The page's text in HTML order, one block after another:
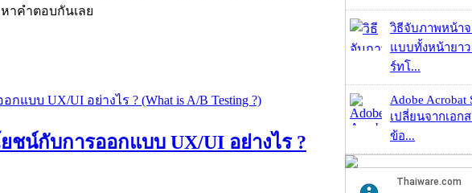
าคำตอบกันเลย
ชน์กับการออกแบบ UX/UI อย่างไร ?
วิธีจับภาพหน้าจ
แบบทั้งหน้ายา
ร์ทโ...
Adobe Acrobat
เปลี่ยนจากเอก
ข้อ...